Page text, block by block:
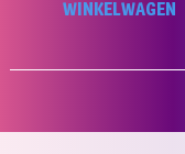
WINKELWAGEN